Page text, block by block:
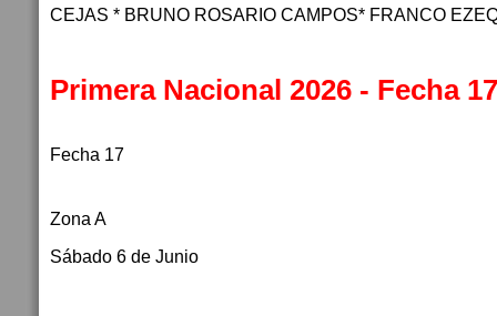
CEJAS * BRUNO ROSARIO CAMPOS* FRANCO
Primera Nacional 2026 - Fecha 17
Fecha 17
Zona A
Sábado 6 de Junio